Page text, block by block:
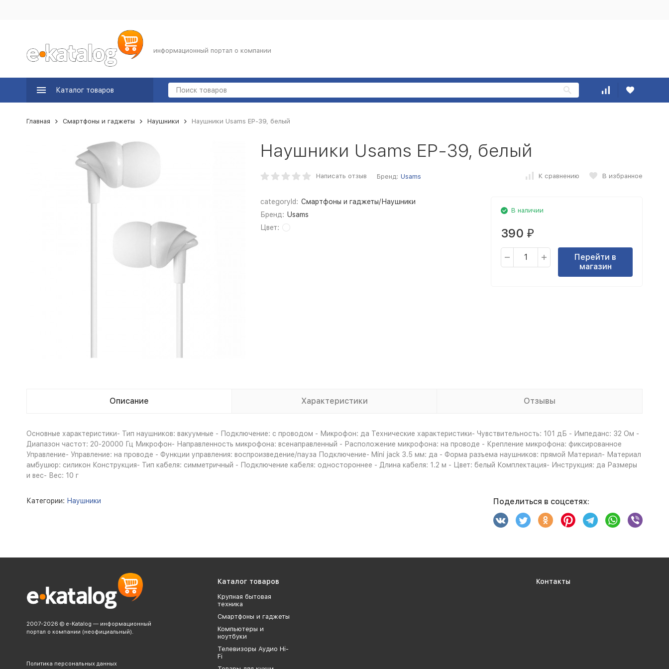
информационный портал о компании
Каталог товаров
Главная Смартфоны и гаджеты Наушники Наушники Usams EP-39, белый
Наушники Usams EP-39, белый
Написать отзыв Бренд: Usams К сравнению В избранное
categoryId: Смартфоны и гаджеты/Наушники
Бренд: Usams
Цвет:
В наличии
390 ₽
Перейти в
магазин
Описание Характеристики Отзывы
Основные характеристики- Тип наушников: вакуумные - Подключение: с проводом - Микрофон: да Технические характеристики- Чувствительность: 101 дБ - Импеданс: 32 Ом -
Диапазон частот: 20-20000 Гц Микрофон- Направленность микрофона: всенаправленный - Расположение микрофона: на проводе - Крепление микрофона: фиксированное
Управление- Управление: на проводе - Функции управления: воспроизведение/пауза Подключение- Mini jack 3.5 мм: да - Форма разъема наушников: прямой Материал- Материал
амбушюр: силикон Конструкция- Тип кабеля: симметричный - Подключение кабеля: одностороннее - Длина кабеля: 1.2 м - Цвет: белый Комплектация- Инструкция: да Размеры
и вес- Вес: 10 г
Категории: Наушники Поделиться в соцсетях:
2007-2026 © e-Katalog — информационный
портал о компании (неофициальный).
Политика персональных данных
Каталог товаров
Крупная бытовая
техника
Смартфоны и гаджеты
Компьютеры и
ноутбуки
Телевизоры Аудио Hi-
Fi
Контакты